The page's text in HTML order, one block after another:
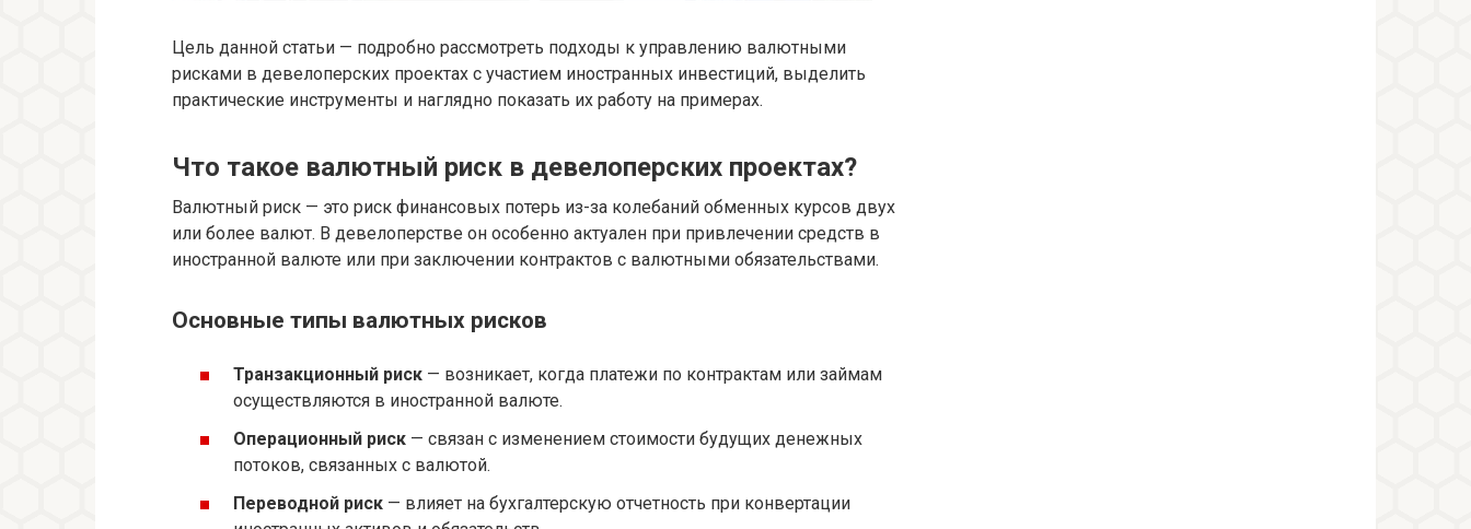
Цель данной статьи — подробно рассмотреть подходы к управлению валютными
рисками в девелоперских проектах с участием иностранных инвестиций, выделить
практические инструменты и наглядно показать их работу на примерах.
Что такое валютный риск в девелоперских проектах?
Валютный риск — это риск финансовых потерь из-за колебаний обменных курсов двух
или более валют. В девелоперстве он особенно актуален при привлечении средств в
иностранной валюте или при заключении контрактов с валютными обязательствами.
Основные типы валютных рисков
Транзакционный риск — возникает, когда платежи по контрактам или займам
осуществляются в иностранной валюте.
Операционный риск — связан с изменением стоимости будущих денежных
потоков, связанных с валютой.
Переводной риск — влияет на бухгалтерскую отчетность при конвертации